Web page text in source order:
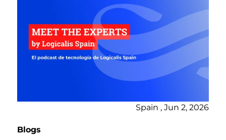
Spain , Jun 2, 2026
Blogs